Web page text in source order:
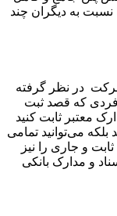
نسبت به دیگران چند
در نظر گرفته
که قصد ثبت
معتبر ثابت کنید
می‌توانید تمامی
و جاری را نیز
و مدارک بانکی